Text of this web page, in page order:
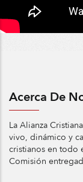
Acerca De
La Alianza
vivo, dinámico y
cristianos en todo
Comisión